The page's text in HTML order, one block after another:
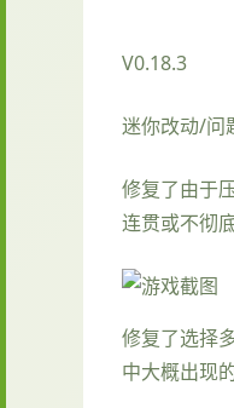
V0.18.3
迷你改动/问
修复了由于
连贯或不彻
修复了选择
中大概出现